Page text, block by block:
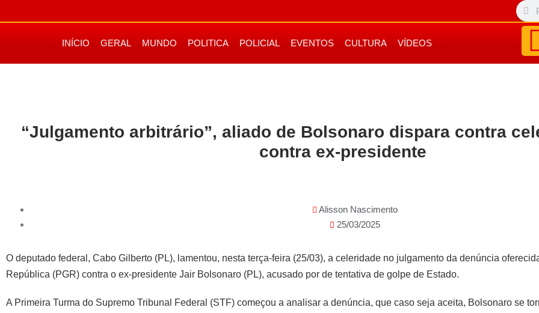
INÍCIO GERAL MUNDO POLITICA POLICIAL EVENTOS CULTURA VÍDEOS
“Julgamento arbitrário”, aliado de Bolsonaro dispara contra
contra ex-presidente
Alisson Nascimento
25/03/2025
O deputado federal, Cabo Gilberto (PL), lamentou, nesta terça-feira (25/03), a celeridade no julgamento da denúncia
República (PGR) contra o ex-presidente Jair Bolsonaro (PL), acusado por de tentativa de golpe de Estado.
A Primeira Turma do Supremo Tribunal Federal (STF) começou a analisar a denúncia, que caso seja aceita, Bolsonaro se